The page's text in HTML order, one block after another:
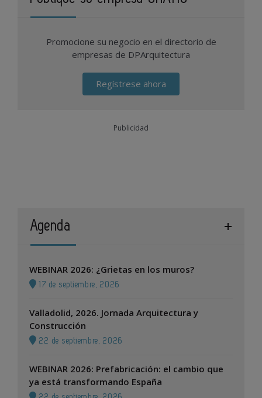
Promocione su negocio en el directorio de
empresas de DPArquitectura
Regístrese ahora
Publicidad
Agenda
WEBINAR 2026: ¿Grietas en los muros?
17 de septiembre, 2026
Valladolid, 2026. Jornada Arquitectura y
Construcción
22 de septiembre, 2026
WEBINAR 2026: Prefabricación: el cambio que
ya está transformando España